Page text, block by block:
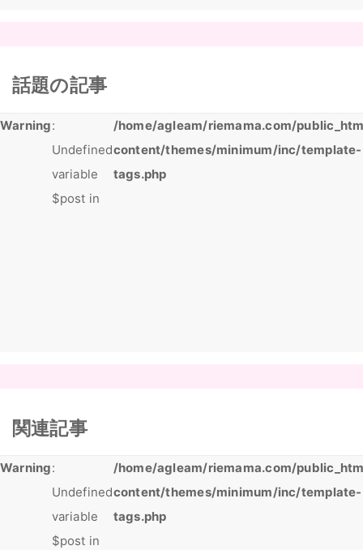
話題の記事
Warning:
Undefined
variable
$post in
/home/agleam/riemama.com/
content/themes/minimum/inc/template-
tags.php
関連記事
Warning:
Undefined
variable
$post in
/home/agleam/riemama.com/
content/themes/minimum/inc/template-
tags.php